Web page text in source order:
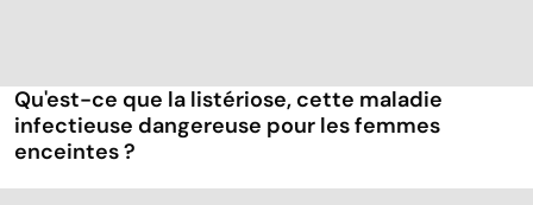
Qu'est-ce que la listériose, cette maladie
infectieuse dangereuse pour les femmes
enceintes ?